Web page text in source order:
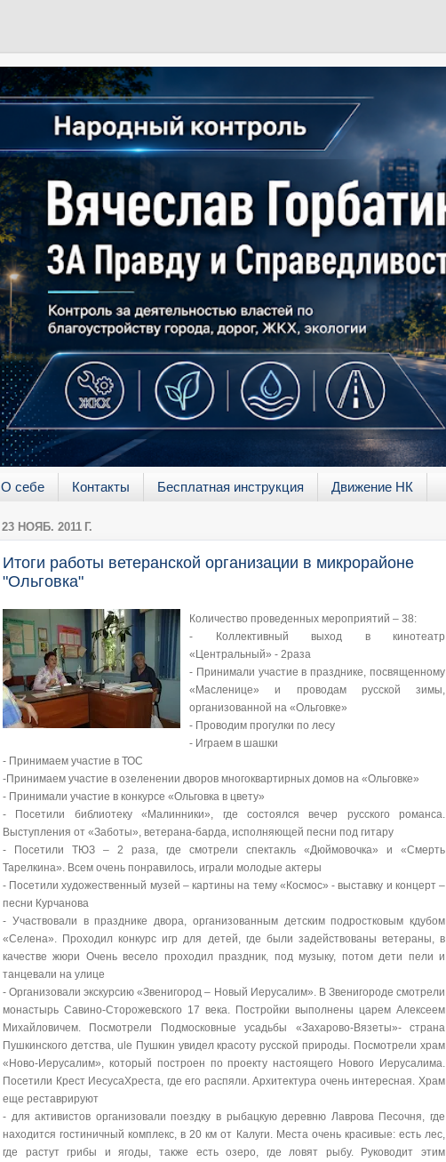
О себе Контакты Бесплатная инструкция Движение НК
23 НОЯБ. 2011 Г.
Итоги работы ветеранской организации в микрорайоне
"Ольговка"
Количество проведенных мероприятий – 38:
- Коллективный выход в кинотеатр
«Центральный» - 2раза
- Принимали участие в празднике, посвященному
«Масленице» и проводам русской зимы,
организованной на «Ольговке»
- Проводим прогулки по лесу
- Играем в шашки
- Принимаем участие в ТОС
-Принимаем участие в озеленении дворов многоквартирных домов на «Ольговке»
- Принимали участие в конкурсе «Ольговка в цвету»
- Посетили библиотеку «Малинники», где состоялся вечер русского романса.
Выступления от «Заботы», ветерана-барда, исполняющей песни под гитару
- Посетили ТЮЗ – 2 раза, где смотрели спектакль «Дюймовочка» и «Смерть
Тарелкина». Всем очень понравилось, играли молодые актеры
- Посетили художественный музей – картины на тему «Космос» - выставку и концерт –
песни Курчанова
- Участвовали в празднике двора, организованным детским подростковым кдубом
«Селена». Проходил конкурс игр для детей, где были задействованы ветераны, в
качестве жюри Очень весело проходил праздник, под музыку, потом дети пели и
танцевали на улице
- Организовали экскурсию «Звенигород – Новый Иерусалим». В Звенигороде смотрели
монастырь Савино-Сторожевского 17 века. Постройки выполнены царем Алексеем
Михайловичем. Посмотрели Подмосковные усадьбы «Захарово-Вязеты»- страна
Пушкинского детства, ule Пушкин увидел красоту русской природы. Посмотрели храм
«Ново-Иерусалим», который построен по проекту настоящего Нового Иерусалима.
Посетили Крест ИесусаХреста, где его распяли. Архитектура очень интересная. Храм
еще реставрируют
- для активистов организовали поездку в рыбацкую деревню Лаврова Песочня, где
находится гостиничный комплекс, в 20 км от Калуги. Места очень красивые: есть лес,
где растут грибы и ягоды, также есть озеро, где ловят рыбу. Руководит этим